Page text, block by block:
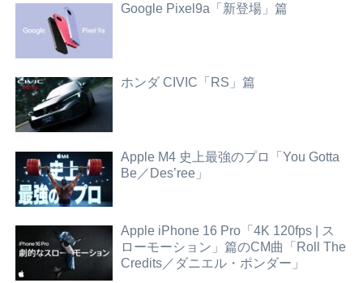
Google Pixel9a「新登場」篇
ホンダ CIVIC「RS」篇
Apple M4 史上最強のプロ「You Gotta
Be／Des’ree」
Apple iPhone 16 Pro「4K 120fps | ス
ローモーション」篇のCM曲「Roll The
Credits／ダニエル・ポンダー」